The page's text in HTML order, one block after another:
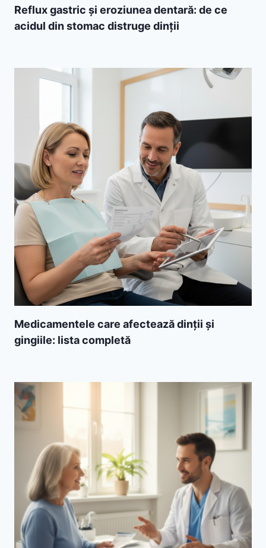
Reflux gastric și eroziunea dentară: de ce
acidul din stomac distruge dinții
Medicamentele care afectează dinții și
gingiile: lista completă